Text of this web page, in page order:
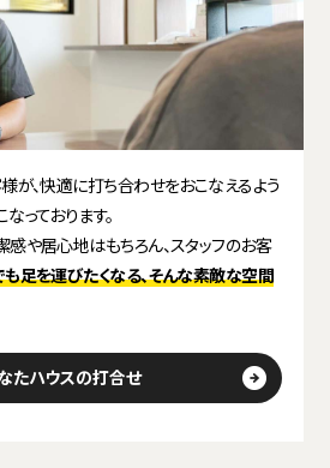
が、快適に打ち合わせをおこなえるよう
っております。
や居心地はもちろん、スタッフのお客
足を運びたくなる、そんな素敵な空間
たハウスの打合せ